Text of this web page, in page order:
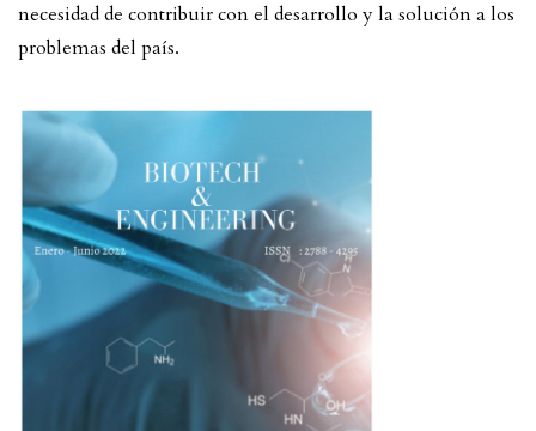
necesidad de contribuir con el desarrollo y la solución a los
problemas del país.